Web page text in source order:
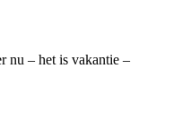
nu – het is vakantie –